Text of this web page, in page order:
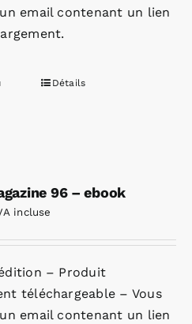
email contenant un lien
Détails
96 – ebook
incluse
– Produit
téléchargeable – Vous
email contenant un lien